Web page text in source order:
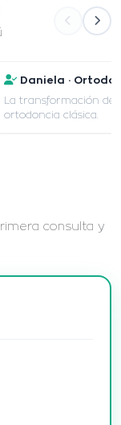
Daniela ·
La transformación de
ortodoncia clásica.
consulta y